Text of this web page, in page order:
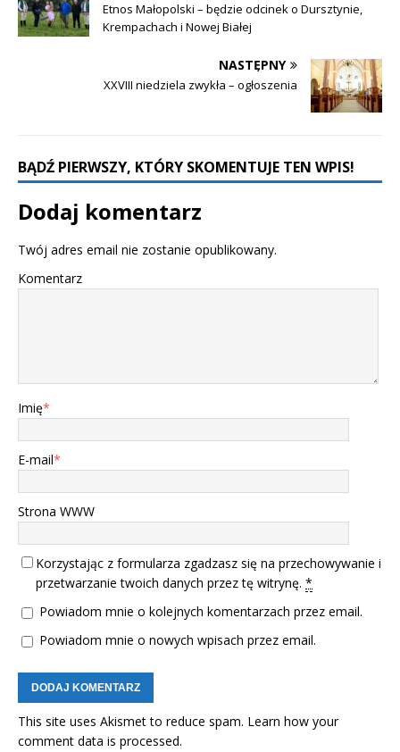
Etnos Małopolski – będzie odcinek o Dursztynie,
Krempachach i Nowej Białej
NASTĘPNY
XXVIII niedziela zwykła – ogłoszenia
BĄDŹ PIERWSZY, KTÓRY SKOMENTUJE TEN WPIS!
Dodaj komentarz
Twój adres email nie zostanie opublikowany.
Komentarz
Imię*
E-mail*
Strona WWW
Korzystając z formularza zgadzasz się na przechowywanie i
przetwarzanie twoich danych przez tę witrynę. *
Powiadom mnie o kolejnych komentarzach przez email.
Powiadom mnie o nowych wpisach przez email.
This site uses Akismet to reduce spam. Learn how your
comment data is processed.